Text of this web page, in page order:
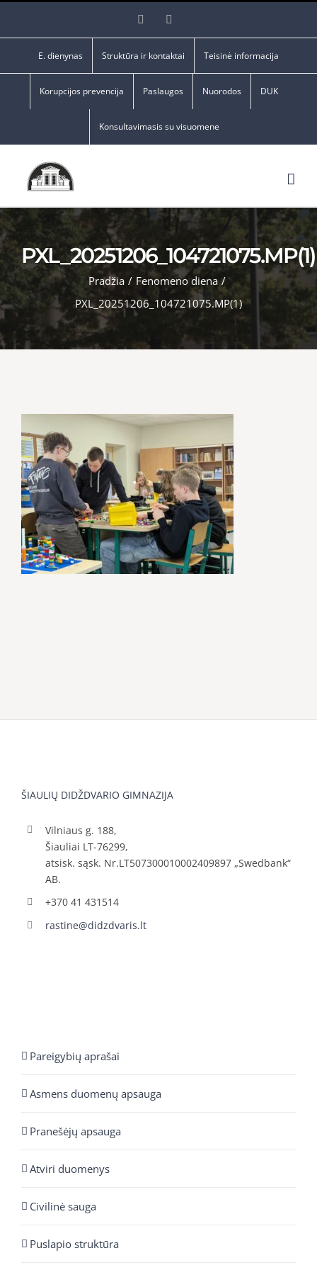
Facebook
E. dienynas Struktūra ir kontaktai Teisinė informacija
Korupcijos prevencija Paslaugos Nuorodos DUK
Konsultavimasis su visuomene
PXL_20251206_104721075.MP(1)
Pradžia / Fenomeno diena /
PXL_20251206_104721075.MP(1)
ŠIAULIŲ DIDŽDVARIO GIMNAZIJA
Vilniaus g. 188,
Šiauliai LT-76299,
atsisk. sąsk. Nr.LT507300010002409897 „Swedbank“
AB.
+370 41 431514
rastine@didzdvaris.lt
Pareigybių aprašai
Asmens duomenų apsauga
Pranešėjų apsauga
Atviri duomenys
Civilinė sauga
Puslapio struktūra